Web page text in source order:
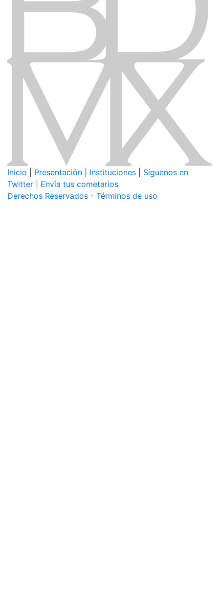
Inicio Presentación Instituciones
Síguenos en
Twitter
Envía tus cometarios
Derechos Reservados - Términos de uso